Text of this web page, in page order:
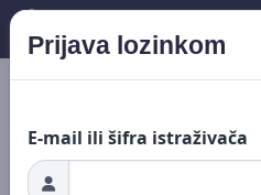
.SR
Prijava lozinkom
E-mail ili šifra istraživača